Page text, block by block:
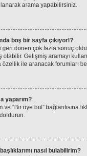
arama yapabilirsiniz.
boş bir sayfa çıkıyor!?
dönen çok fazla sonuç
Gelişmiş aramayı
özellik ile aranacak forumları
yaparım?
ve “Bir üye bul” bağlantısına
nasıl bulabilirim?